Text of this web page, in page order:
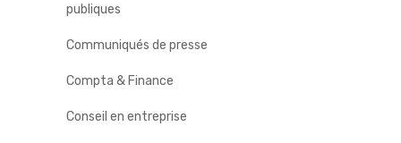
publiques
Communiqués de presse
Compta & Finance
Conseil en entreprise